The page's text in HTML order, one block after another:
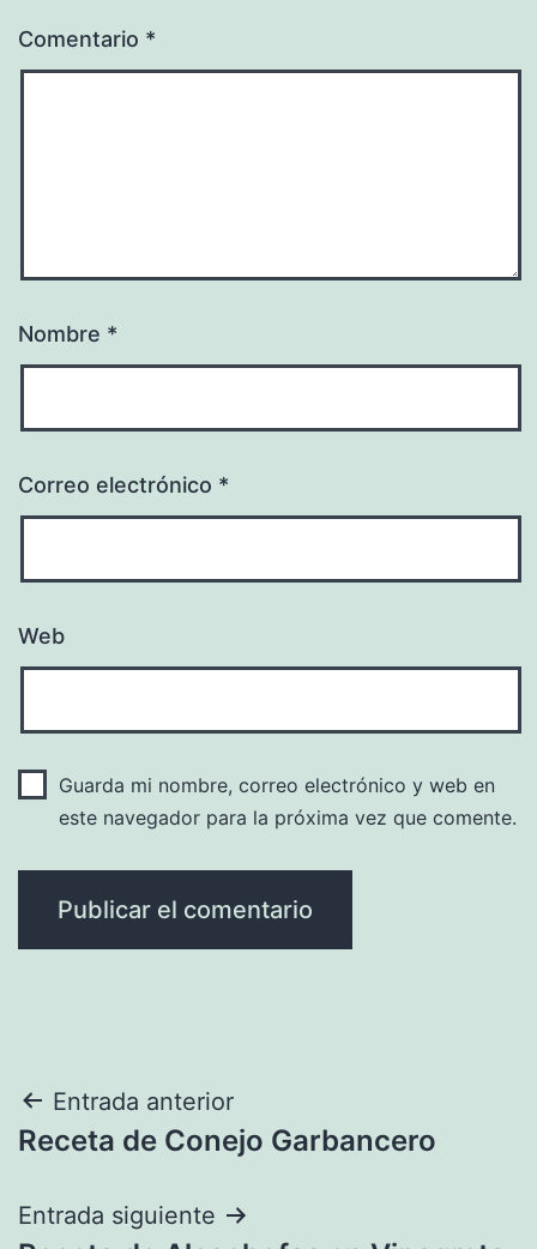
Comentario *
Nombre *
Correo electrónico *
Web
Guarda mi nombre, correo electrónico y web en
este navegador para la próxima vez que comente.
Navegación
de
entradas
Entrada anterior
Receta de Conejo Garbancero
Entrada siguiente